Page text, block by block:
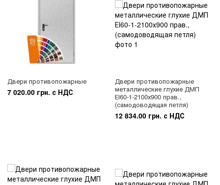
Двери противопожарные
7 020.00 грн. с НДС
Двери противопожарные
металлические глухие ДМП
ЕІ60-1-2100х900 прав.,
(самодоводящая петля)
12 834.00 грн. с НДС